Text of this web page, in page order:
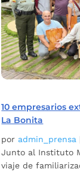
10 empresarios
La Bonita
por admin_prensa
Junto al Instituto
viaje de